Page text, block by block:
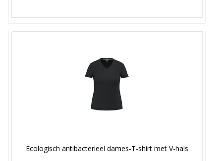
Ecologisch antibacterieel dames-T-shirt met V-hals